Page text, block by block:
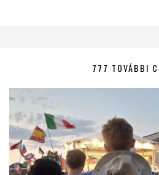
777 TOVÁBBI